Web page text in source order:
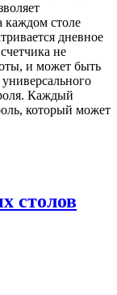
каждом столе
дневное
не
и может быть
Каждый
который может
столов